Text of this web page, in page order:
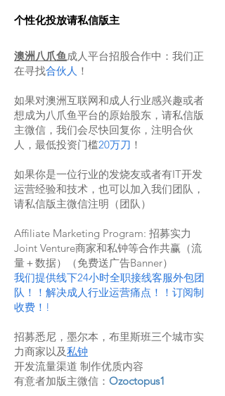
​个性化投放请私信版主
澳洲八爪鱼成人平台招股合作中：我们正
在寻找合伙人 ！
如果对澳洲互联网和成人行业感兴趣或者
想成为八爪鱼平台的原始股东，请私信版
主微信，我们会尽快回复你，注明合伙
人，最低投资门槛20万刀 ！
如果你是一位行业的发烧友或者有IT开发
运营经验和技术，也可以加入我们团队，
请私信版主微信注明（团队）
Affiliate Marketing Program: 招募实力
Joint Venture商家和私钟等合作共赢（流
量＋数据）（免费送广告Banner）
我们提供线下24小时全职接线客服外包团
队！！解决成人行业运营痛点！！订阅制
收费！!
招募悉尼，墨尔本，布里斯班三个城市实
力商家以及私钟
开发流量渠道 制作优质内容
有意者加版主微信： Ozoctopus1